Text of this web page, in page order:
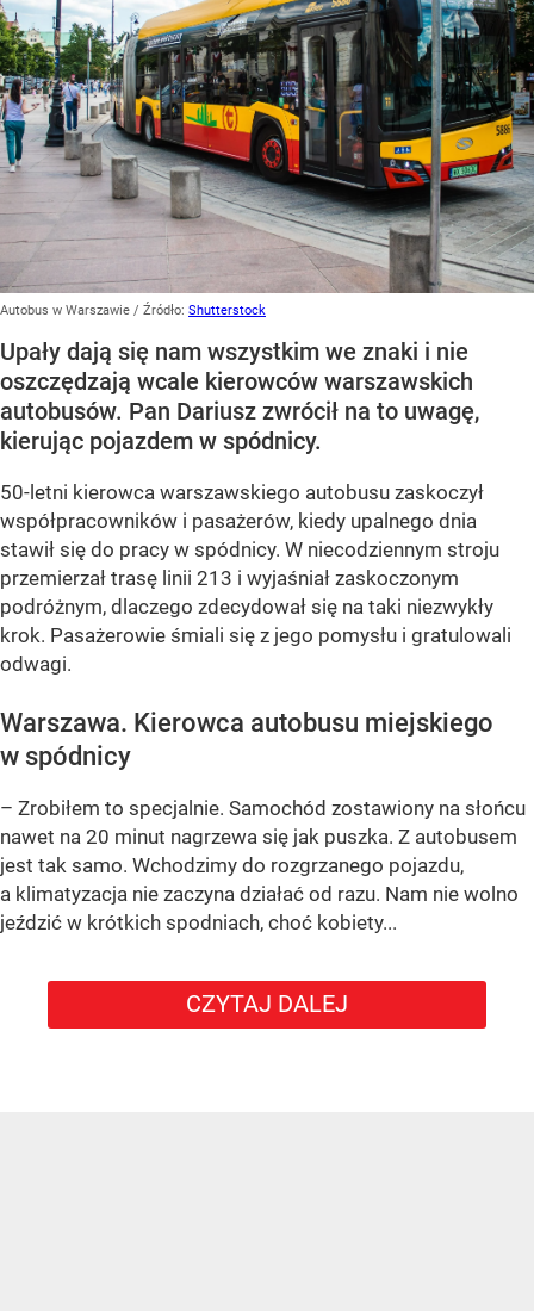
Autobus w Warszawie / Źródło: Shutterstock
Upały dają się nam wszystkim we znaki i nie
oszczędzają wcale kierowców warszawskich
autobusów. Pan Dariusz zwrócił na to uwagę,
kierując pojazdem w spódnicy.
50-letni kierowca warszawskiego autobusu zaskoczył
współpracowników i pasażerów, kiedy upalnego dnia
stawił się do pracy w spódnicy. W niecodziennym stroju
przemierzał trasę linii 213 i wyjaśniał zaskoczonym
podróżnym, dlaczego zdecydował się na taki niezwykły
krok. Pasażerowie śmiali się z jego pomysłu i gratulowali
odwagi.
Warszawa. Kierowca autobusu miejskiego
w spódnicy
– Zrobiłem to specjalnie. Samochód zostawiony na słońcu
nawet na 20 minut nagrzewa się jak puszka. Z autobusem
jest tak samo. Wchodzimy do rozgrzanego pojazdu,
a klimatyzacja nie zaczyna działać od razu. Nam nie wolno
jeździć w krótkich spodniach, choć kobiety...
CZYTAJ DALEJ